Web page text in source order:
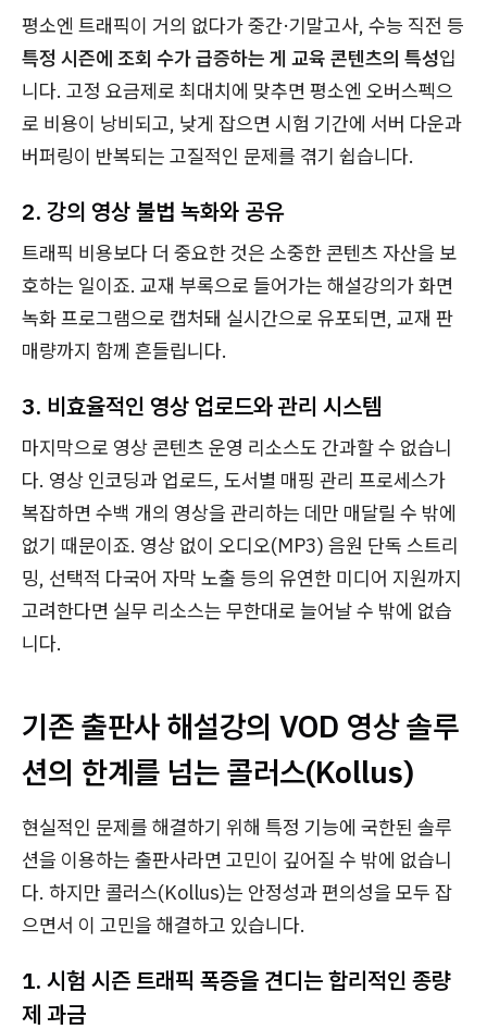
평소엔 트래픽이 거의 없다가 중간·기말고사, 수능 직전 등
특정 시즌에 조회 수가 급증하는 게 교육 콘텐츠의 특성입
니다. 고정 요금제로 최대치에 맞추면 평소엔 오버스펙으
로 비용이 낭비되고, 낮게 잡으면 시험 기간에 서버 다운과
버퍼링이 반복되는 고질적인 문제를 겪기 쉽습니다.
2. 강의 영상 불법 녹화와 공유
트래픽 비용보다 더 중요한 것은 소중한 콘텐츠 자산을 보
호하는 일이죠. 교재 부록으로 들어가는 해설강의가 화면
녹화 프로그램으로 캡처돼 실시간으로 유포되면, 교재 판
매량까지 함께 흔들립니다.
3. 비효율적인 영상 업로드와 관리 시스템
마지막으로 영상 콘텐츠 운영 리소스도 간과할 수 없습니
다. 영상 인코딩과 업로드, 도서별 매핑 관리 프로세스가
복잡하면 수백 개의 영상을 관리하는 데만 매달릴 수 밖에
없기 때문이죠. 영상 없이 오디오(MP3) 음원 단독 스트리
밍, 선택적 다국어 자막 노출 등의 유연한 미디어 지원까지
고려한다면 실무 리소스는 무한대로 늘어날 수 밖에 없습
니다.
기존 출판사 해설강의 VOD 영상 솔루
션의 한계를 넘는콜러스(Kollus)
현실적인 문제를 해결하기 위해 특정 기능에 국한된 솔루
션을 이용하는 출판사라면 고민이 깊어질 수 밖에 없습니
다. 하지만 콜러스(Kollus)는 안정성과 편의성을 모두 잡
으면서 이 고민을 해결하고 있습니다.
1. 시험 시즌 트래픽 폭증을 견디는 합리적인 종량
제 과금